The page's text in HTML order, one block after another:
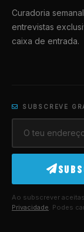
Curadoria
entrevistas
caixa de entrada.
SUBSCREVE
Ao subscrever
Privacidade . Podes